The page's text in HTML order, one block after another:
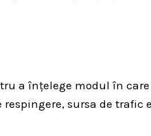
a înțelege modul în
sursa de trafic